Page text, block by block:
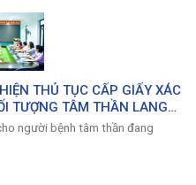
THỦ TỤC CẤP GIẤY XÁC
TƯỢNG TÂM THẦN LANG
TẠI TRUNG TÂM
người bệnh tâm thần đang